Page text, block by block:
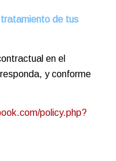
de tus
en el
y conforme
policy.php?